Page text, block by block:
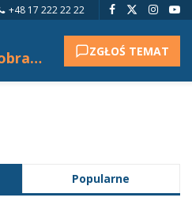
+48 17 222 22 22
Nie udało się pobrać tytułu. ZGŁOŚ TEMAT
Popularne